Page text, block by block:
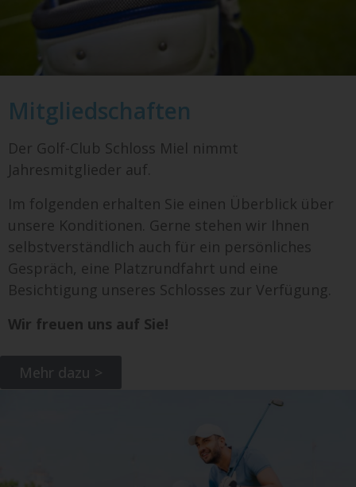
Mitgliedschaften
Der Golf-Club Schloss Miel nimmt
Jahresmitglieder auf.
Im folgenden erhalten Sie einen Überblick über
unsere Konditionen. Gerne stehen wir Ihnen
selbstverständlich auch für ein persönliches
Gespräch, eine Platzrundfahrt und eine
Besichtigung unseres Schlosses zur Verfügung.
Wir freuen uns auf Sie!
Mehr dazu >